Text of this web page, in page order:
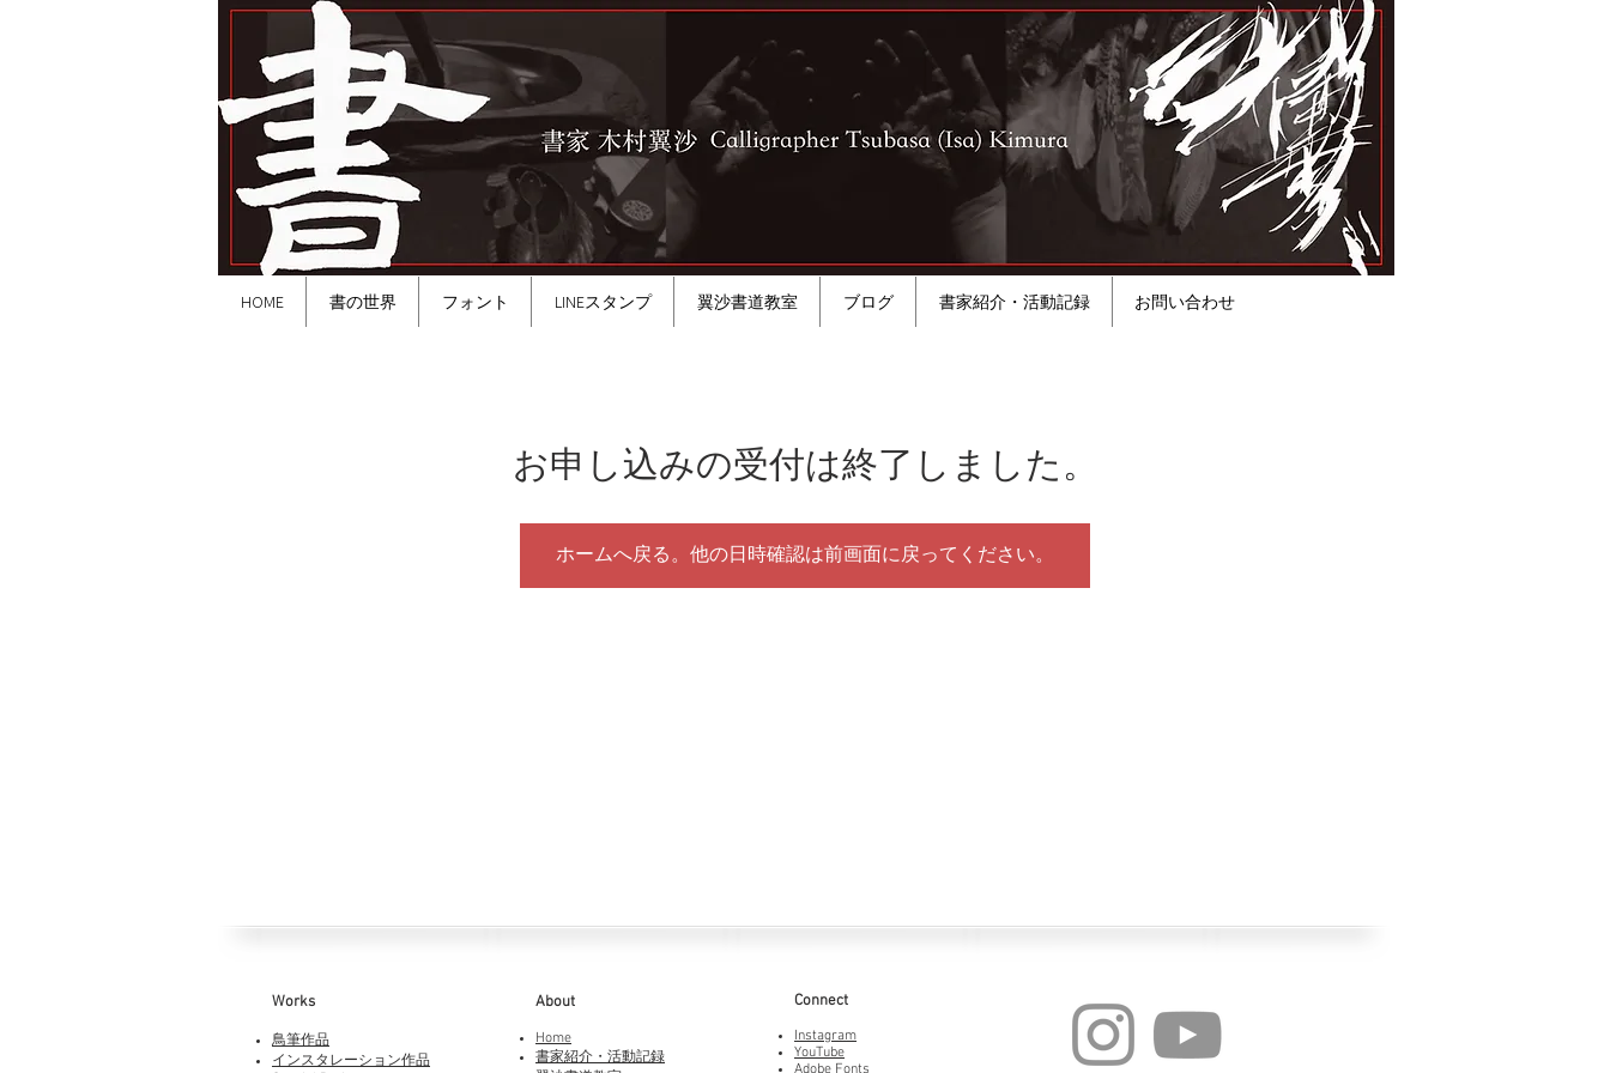
HOME 書の世界 フォント LINEスタンプ 翼沙書道教室 ブログ 書家紹介・活動記録 お問い合わせ
お申し込みの受付は終了しました。
ホームへ戻る。他の日時確認は前画面に戻ってください。
Works​
鳥筆作品
インスタレーション作品
About
Home
書家紹介・活動記録
Connect
Instagram
YouTube
Adobe Fonts